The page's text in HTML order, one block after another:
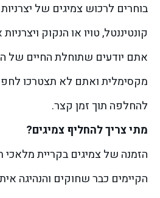
בוחרים לרכוש צמיגים של
קונטיננטל, טויו או הנקוק
אתם יודעים שתוחלת החיים של
מקסימלית ואתם לא תצטרכו
להחלפה תוך זמן קצר.
מתי צריך להחליף צמיגים?
הזמנה של צמיגים בקריית
הקיימים כבר שחוקים והנהיגה